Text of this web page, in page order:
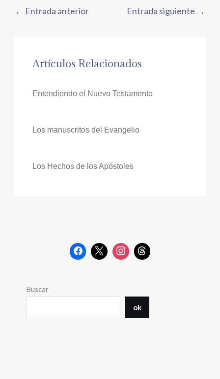
← Entrada anterior Entrada siguiente →
Artículos Relacionados
Entendiendo el Nuevo Testamento
Los manuscritos del Evangelio
Los Hechos de los Apóstoles
Buscar
ok